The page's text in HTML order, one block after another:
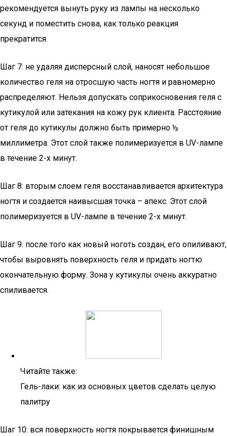
рекомендуется вынуть руку из лампы на несколько
секунд и поместить снова, как только реакция
прекратится.
Шаг 7: не удаляя дисперсный слой, наносят небольшое
количество геля на отросшую часть ногтя и равномерно
распределяют. Нельзя допускать соприкосновения геля с
кутикулой или затекания на кожу рук клиента. Расстояние
от геля до кутикулы должно быть примерно ½
миллиметра. Этот слой также полимеризуется в UV-лампе
в течение 2-х минут.
Шаг 8: вторым слоем геля восстанавливается архитектура
ногтя и создается наивысшая точка – апекс. Этот слой
полимеризуется в UV-лампе в течение 2-х минут.
Шаг 9: после того как новый ноготь создан, его опиливают,
чтобы выровнять поверхность геля и придать ногтю
окончательную форму. Зона у кутикулы очень аккуратно
спиливается.
Читайте также:
Гель-лаки: как из основных цветов сделать целую
палитру
Шаг 10: вся поверхность ногтя покрывается финишным